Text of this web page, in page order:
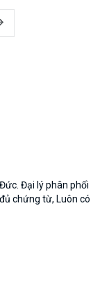
Đại lý phân phối
chứng từ, Luôn có